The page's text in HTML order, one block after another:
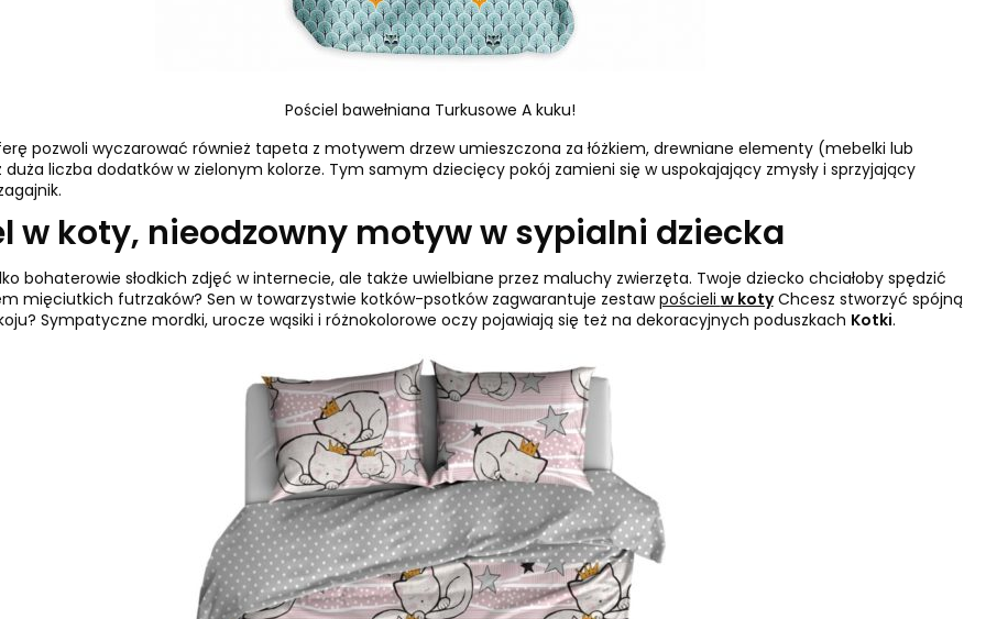
Pościel bawełniana Turkusowe A kuku!
pozwoli wyczarować również tapeta z motywem drzew umieszczona za łóżkiem, drewniane elementy (mebelki lub
duża liczba dodatków w zielonym kolorze. Tym samym dziecięcy pokój zamieni się w uspokajający zmysły i sprzyjający
w koty, nieodzowny motyw w sypialni dziecka
bohaterowie słodkich zdjęć w internecie, ale także uwielbiane przez maluchy zwierzęta. Twoje dziecko chciałoby spędzić
mięciutkich futrzaków? Sen w towarzystwie kotków-psotków zagwarantuje zestaw pościeli w kotyChcesz stworzyć spójną
Sympatyczne mordki, urocze wąsiki i różnokolorowe oczy pojawiają się też na dekoracyjnych poduszkach Kotki.